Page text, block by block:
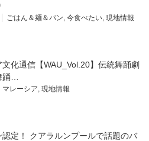
ごはん＆麺＆パン 今食べたい 現地情報
化通信【WAU_Vol.20】伝統舞踊劇
踊…
マレーシア 現地情報
認定！ クアラルンプールで話題のバ